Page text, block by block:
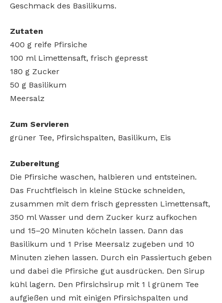
Geschmack des Basilikums.
Zutaten
400 g reife Pfirsiche
100 ml Limettensaft, frisch gepresst
180 g Zucker
50 g Basilikum
Meersalz
Zum Servieren
grüner Tee, Pfirsichspalten, Basilikum, Eis
Zubereitung
Die Pfirsiche waschen, halbieren und entsteinen.
Das Fruchtfleisch in kleine Stücke schneiden,
zusammen mit dem frisch gepressten Limettensaft,
350 ml Wasser und dem Zucker kurz aufkochen
und 15–20 Minuten köcheln lassen. Dann das
Basilikum und 1 Prise Meersalz zugeben und 10
Minuten ziehen lassen. Durch ein Passiertuch geben
und dabei die Pfirsiche gut ausdrücken. Den Sirup
kühl lagern. Den Pfirsichsirup mit 1 l grünem Tee
aufgießen und mit einigen Pfirsichspalten und